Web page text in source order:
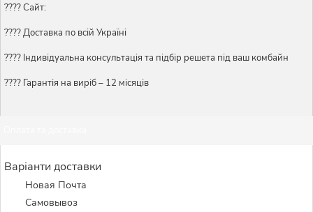
???? Сайт:
???? Доставка по всій Україні
????️ Індивідуальна консультація та підбір решета під ваш комбайн
???? Гарантія на виріб – 12 місяців
Варіанти доставки
Новая Почта
Самовывоз